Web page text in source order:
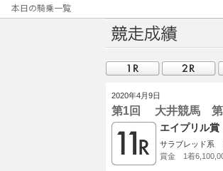
本日の騎乗一覧
2020年4月9日
第1回 大井競馬 第
エイプリル
サラブレッド系
賞金 1着